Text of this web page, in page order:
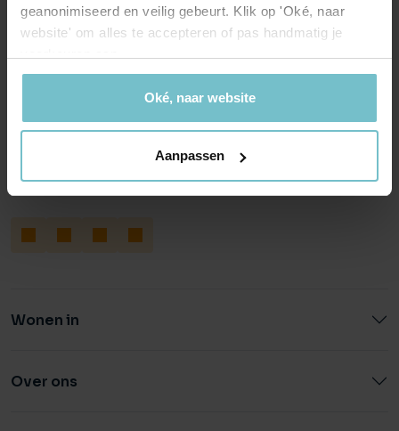
geanonimiseerd en veilig gebeurt. Klik op 'Oké, naar
website' om alles te accepteren of pas handmatig je
Oké, naar website
Aanpassen
Onze kantoren
Helmond
5706 AL Helmond
0492 - 661 884
Eindhoven
5615 CJ Eindhoven
eindhoven@heuvel.nl
040 - 78 20 849
Wonen in
Over ons